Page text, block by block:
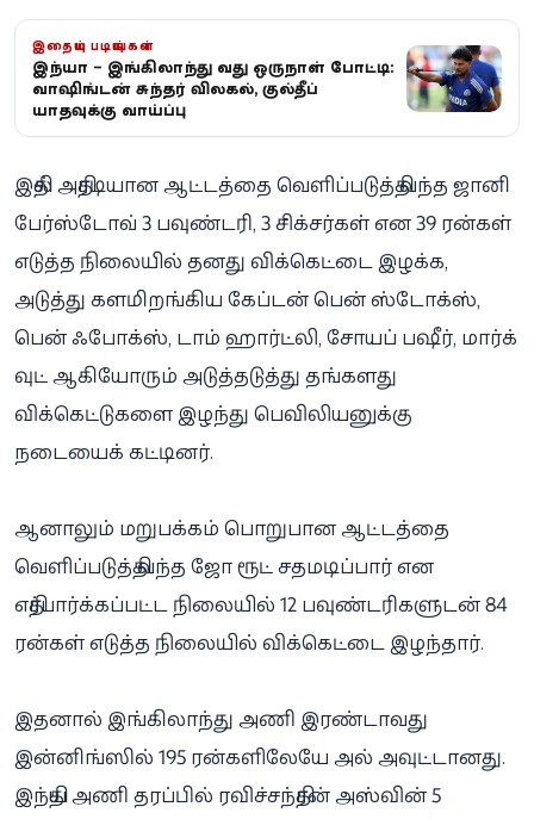
இதையும் படியுங்கள்
இந்தியா – இங்கிலாந்து 3வது ஒருநாள் போட்டி:
வாஷிங்டன் சுந்தர் விலகல், குல்தீப்
யாதவுக்கு வாய்ப்பு
இதில் அதிரடியான ஆட்டத்தை வெளிப்படுத்தி வந்த ஜானி
பேர்ஸ்டோவ் 3 பவுண்டரி, 3 சிக்சர்கள் என 39 ரன்கள்
எடுத்த நிலையில் தனது விக்கெட்டை இழக்க,
அடுத்து களமிறங்கிய கேப்டன் பென் ஸ்டோக்ஸ்,
பென் ஃபோக்ஸ், டாம் ஹார்ட்லி, சோயப் பஷீர், மார்க்
வுட் ஆகியோரும் அடுத்தடுத்து தங்களது
விக்கெட்டுகளை இழந்து பெவிலியனுக்கு
நடையைக் கட்டினர்.
ஆனாலும் மறுபக்கம் பொறுபான ஆட்டத்தை
வெளிப்படுத்தி வந்த ஜோ ரூட் சதமடிப்பார் என
எதிர்பார்க்கப்பட்ட நிலையில் 12 பவுண்டரிகளுடன் 84
ரன்கள் எடுத்த நிலையில் விக்கெட்டை இழந்தார்.
இதனால் இங்கிலாந்து அணி இரண்டாவது
இன்னிங்ஸில் 195 ரன்களிலேயே அல் அவுட்டானது.
இந்திய அணி தரப்பில் ரவிச்சந்திரன் அஸ்வின் 5